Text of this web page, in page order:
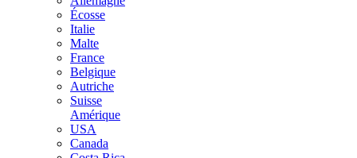
Écosse
Italie
Malte
France
Belgique
Autriche
Suisse
Amérique
USA
Canada